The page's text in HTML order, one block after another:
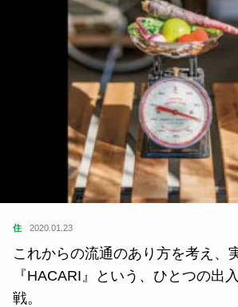
住 2020.01.23
これからの流通のあり方を考え、
『HACARI』という、ひとつの出
戦。